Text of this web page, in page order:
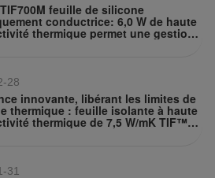
feuille de silicone
conductrice: 6,0 W de haute
thermique permet une gestion
efficace pour les appareils
28
innovante, libérant les limites de
thermique : feuille isolante à haute
thermique de 7,5 W/mK TIF™
31